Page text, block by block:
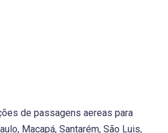
de passagens aereas para
Macapá, Santarém, São Luis,